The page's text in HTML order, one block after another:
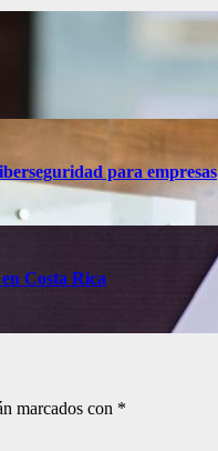
para empresas
Costa Rica
marcados con *